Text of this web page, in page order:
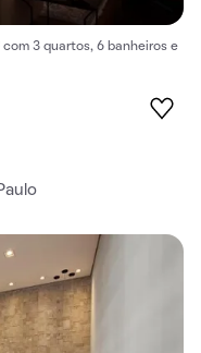
3 quartos, 6 banheiros e